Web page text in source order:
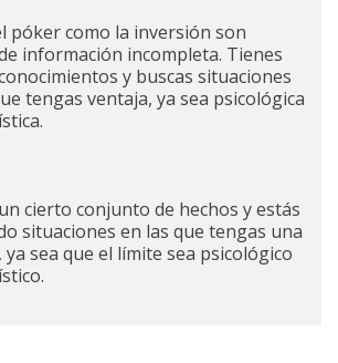
póker como la inversión son
información incompleta. Tienes
y buscas situaciones
tengas ventaja, ya sea psicológica
cierto conjunto de hechos y estás
situaciones en las que tengas una
ya sea que el límite sea psicológico